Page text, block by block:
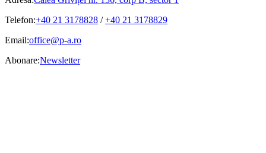
Telefon:+40 21 3178828 /+40 21 3178829
Email:office@p-a.ro
Abonare:Newsletter